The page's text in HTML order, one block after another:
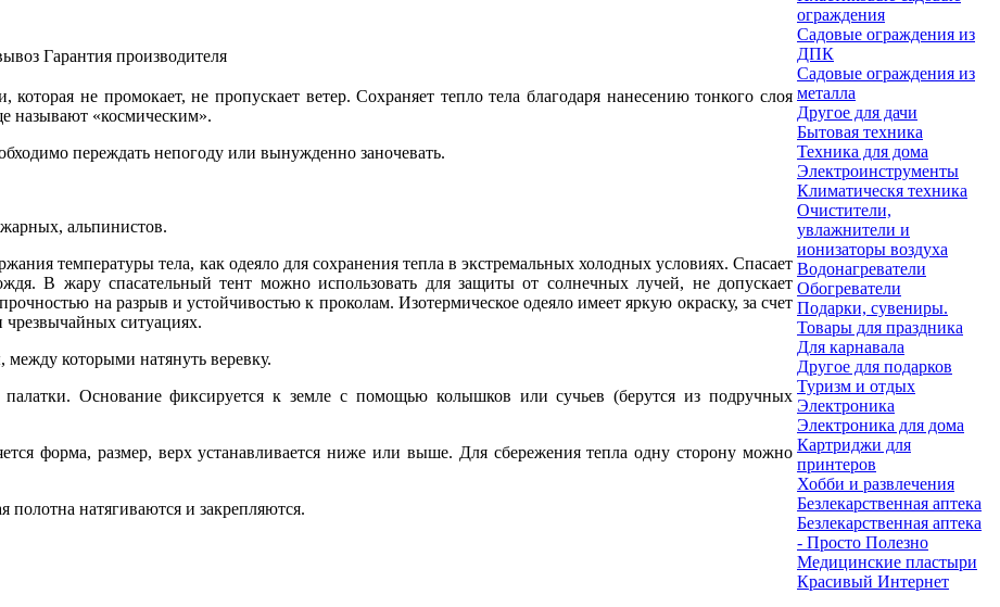
Гарантия производителя
не промокает, не пропускает ветер. Сохраняет тепло тела благодаря нанесению тонкого слоя
называют «космическим».
переждать непогоду или вынужденно заночевать.
альпинистов.
температуры тела, как одеяло для сохранения тепла в экстремальных холодных условиях. Спасает
В жару спасательный тент можно использовать для защиты от солнечных лучей, не допускает
на разрыв и устойчивостью к проколам. Изотермическое одеяло имеет яркую окраску, за счет
чрезвычайных ситуациях.
которыми натянуть веревку.
Основание фиксируется к земле с помощью колышков или сучьев (берутся из подручных
форма, размер, верх устанавливается ниже или выше. Для сбережения тепла одну сторону можно
полотна натягиваются и закрепляются.
ограждения
Садовые ограждения из
ДПК
Садовые ограждения из
металла
Другое для дачи
Бытовая техника
Техника для дома
Электроинструменты
Климатическя техника
Очистители,
увлажнители и
ионизаторы воздуха
Водонагреватели
Обогреватели
Подарки, сувениры.
Товары для праздника
Для карнавала
Другое для подарков
Туризм и отдых
Электроника
Электроника для дома
Картриджи для
принтеров
Хобби и развлечения
Безлекарственная аптека
Безлекарственная аптека
- Просто Полезно
Медицинские пластыри
Красивый Интернет